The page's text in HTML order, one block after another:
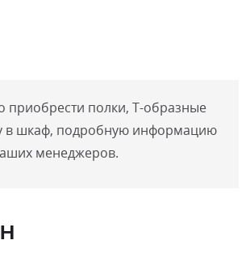
полки, Т-образные
в шкаф, подробную информацию
менеджеров.